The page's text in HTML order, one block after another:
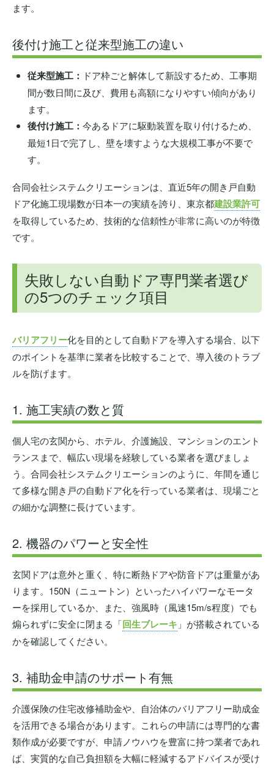
ます。
後付け施工と従来型施工の違い
従来型施工： ドア枠ごと解体して新設するため、工事期
間が数日間に及び、費用も高額になりやすい傾向があり
ます。
後付け施工： 今あるドアに駆動装置を取り付けるため、
最短1日で完了し、壁を壊すような大規模工事が不要で
す。
合同会社システムクリエーションは、直近5年の開き戸自動
ドア化施工現場数が日本一の実績を誇り、東京都建設業許可
を取得しているため、技術的な信頼性が非常に高いのが特徴
です。
失敗しない自動ドア専門業者選び
の5つのチェック項目
バリアフリー化を目的として自動ドアを導入する場合、以下
のポイントを基準に業者を比較することで、導入後のトラブ
ルを防げます。
1. 施工実績の数と質
個人宅の玄関から、ホテル、介護施設、マンションのエント
ランスまで、幅広い現場を経験している業者を選びましょ
う。合同会社システムクリエーションのように、年間を通じ
て多様な開き戸の自動ドア化を行っている業者は、現場ごと
の細かな調整に長けています。
2. 機器のパワーと安全性
玄関ドアは意外と重く、特に断熱ドアや防音ドアは重量があ
ります。150N（ニュートン）といったハイパワーなモータ
ーを採用しているか、また、強風時（風速15m/s程度）でも
煽られずに安全に閉まる「回生ブレーキ 」が搭載されている
かを確認してください。
3. 補助金申請のサポート有無
介護保険の住宅改修補助金や、自治体のバリアフリー助成金
を活用できる場合があります。これらの申請には専門的な書
類作成が必要ですが、申請ノウハウを豊富に持つ業者であれ
ば、実質的な自己負担額を大幅に軽減するアドバイスが受け